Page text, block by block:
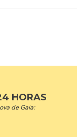
HORAS
de Gaia: